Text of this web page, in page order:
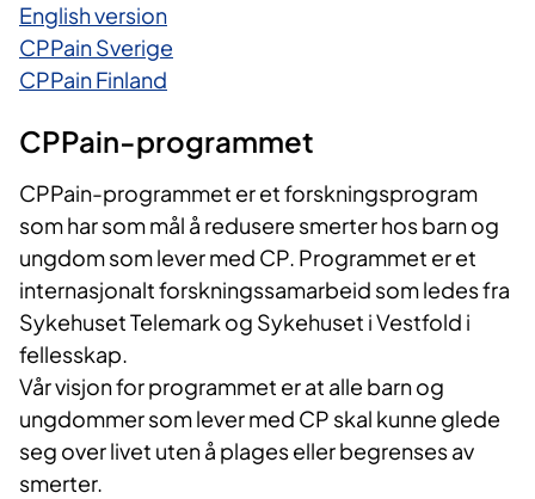
English version
CPPain Sverige
CPPain Finland
CPPain-programmet
CPPain-programmet er et forskningsprogram
som har som mål å redusere smerter hos barn og
ungdom som lever med CP. Programmet er et
internasjonalt forskningssamarbeid som ledes fra
Sykehuset Telemark og Sykehuset i Vestfold i
fellesskap.
Vår visjon for programmet er at alle barn og
ungdommer som lever med CP skal kunne glede
seg over livet uten å plages eller begrenses av
smerter.